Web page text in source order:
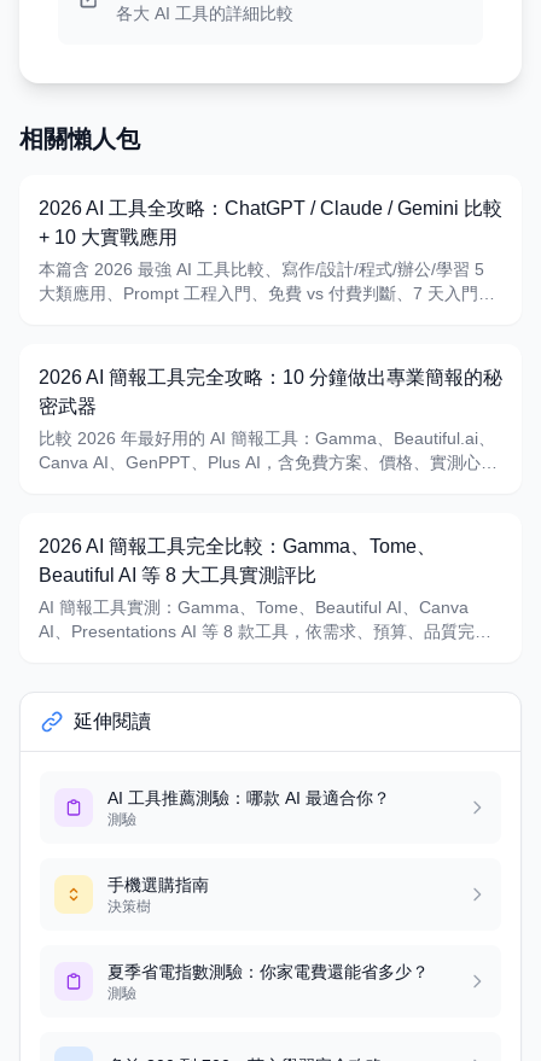
各大 AI 工具的詳細比較
相關懶人包
2026 AI 工具全攻略：ChatGPT / Claude / Gemini 比較
+ 10 大實戰應用
本篇含 2026 最強 AI 工具比較、寫作/設計/程式/辦公/學習 5
大類應用、Prompt 工程入門、免費 vs 付費判斷、7 天入門計
2026 AI 簡報工具完全攻略：10 分鐘做出專業簡報的秘
密武器
比較 2026 年最好用的 AI 簡報工具：Gamma、Beautiful.ai、
Canva AI、GenPPT、Plus AI，含免費方案、價格、實測心得
2026 AI 簡報工具完全比較：Gamma、Tome、
Beautiful AI 等 8 大工具實測評比
AI 簡報工具實測：Gamma、Tome、Beautiful AI、Canva
AI、Presentations AI 等 8 款工具，依需求、預算、品質完整
延伸閱讀
AI 工具推薦測驗：哪款 AI 最適合你？
測驗
手機選購指南
決策樹
夏季省電指數測驗：你家電費還能省多少？
測驗